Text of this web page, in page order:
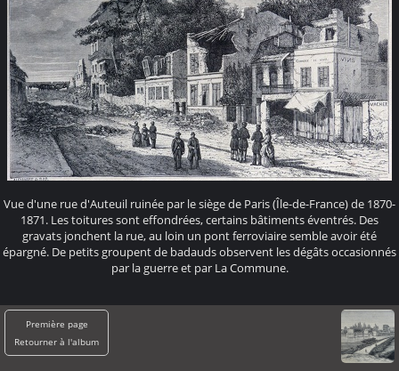
Vue d'une rue d'Auteuil ruinée par le siège de Paris (Île-de-France) de 1870-
1871. Les toitures sont effondrées, certains bâtiments éventrés. Des
gravats jonchent la rue, au loin un pont ferroviaire semble avoir été
épargné. De petits groupent de badauds observent les dégâts occasionnés
par la guerre et par La Commune.
Première page
Retourner à l'album